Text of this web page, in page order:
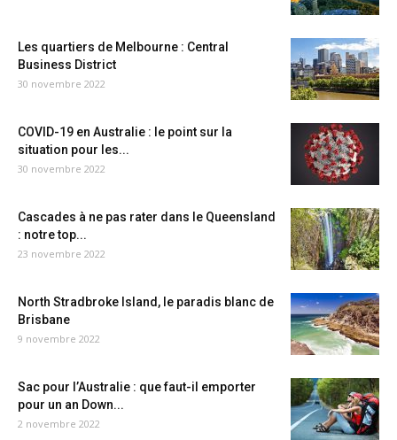
Les quartiers de Melbourne : Central
Business District
30 novembre 2022
COVID-19 en Australie : le point sur la
situation pour les...
30 novembre 2022
Cascades à ne pas rater dans le Queensland
: notre top...
23 novembre 2022
North Stradbroke Island, le paradis blanc de
Brisbane
9 novembre 2022
Sac pour l’Australie : que faut-il emporter
pour un an Down...
2 novembre 2022